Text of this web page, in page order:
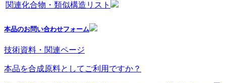
関連化合物・類似構造リスト
本品のお問い合わせフォーム
技術資料・関連ページ
本品を合成原料としてご利用ですか？